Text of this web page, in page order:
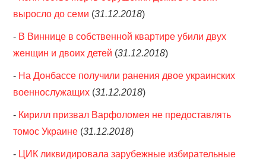
выросло до семи (31.12.2018)
- В Виннице в собственной квартире убили двух
женщин и двоих детей (31.12.2018)
- На Донбассе получили ранения двое украинских
военнослужащих (31.12.2018)
- Кирилл призвал Варфоломея не предоставлять
томос Украине (31.12.2018)
- ЦИК ликвидировала зарубежные избирательные